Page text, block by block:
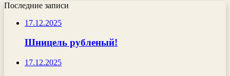
Последние записи
17.12.2025
Шницель рубленый!
17.12.2025